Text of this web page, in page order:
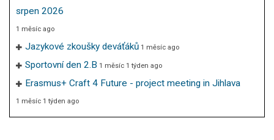
srpen 2026
1 měsíc ago
Jazykové zkoušky deváťáků 1 měsíc ago
Sportovní den 2.B 1 měsíc 1 týden ago
Erasmus+ Craft 4 Future - project meeting in Jihlava
1 měsíc 1 týden ago